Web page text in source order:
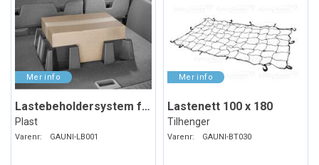
Lastebeholdersystem for bagasjerommet
Plast
Varenr: GAUNI-LB001
Lastenett 100 x 180
Tilhenger
Varenr: GAUNI-BT030